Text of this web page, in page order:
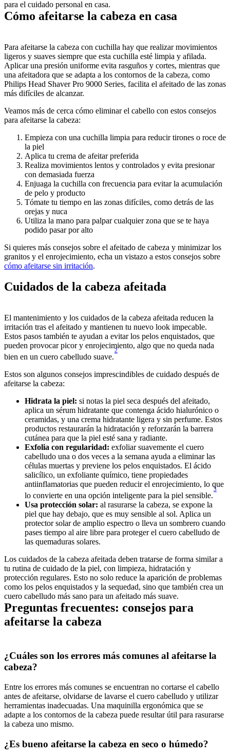
Cómo afeitarse la cabeza en casa
Para afeitarse la cabeza con cuchilla hay que realizar movimientos
ligeros y suaves siempre que esta cuchilla esté limpia y afilada.
Aplicar una presión uniforme evita rasguños y cortes, mientras que
una afeitadora que se adapta a los contornos de la cabeza, como
Philips Head Shaver Pro 9000 Series, facilita el afeitado de las zonas
más difíciles de alcanzar.
Veamos más de cerca cómo eliminar el cabello con estos consejos
para afeitarse la cabeza:
Empieza con una cuchilla limpia para reducir tirones o roce de
Realiza movimientos lentos y controlados y evita presionar
Enjuaga la cuchilla con frecuencia para evitar la acumulación
Tómate tu tiempo en las zonas difíciles, como detrás de las
Utiliza la mano para palpar cualquier zona que se te haya
Si quieres más consejos sobre el afeitado de cabeza y minimizar los
cómo afeitarse sin irritación.
Cuidados de la cabeza afeitada
El mantenimiento y los cuidados de la cabeza afeitada reducen la
irritación tras el afeitado y mantienen tu nuevo look impecable.
Estos pasos también te ayudan a evitar los pelos enquistados, que
pueden provocar picor y enrojecimiento, algo que no queda nada
bien en un cuero cabelludo suave.
2
Estos son algunos consejos imprescindibles de cuidado después de
afeitarse la cabeza:
Hidrata la piel: si notas la piel seca después del afeitado,
aplica un sérum hidratante que contenga ácido hialurónico o
ceramidas, y una crema hidratante ligera y sin perfume. Estos
productos restaurarán la hidratación y reforzarán la barrera
Exfolia con regularidad: exfoliar suavemente el cuero
cabelludo una o dos veces a la semana ayuda a eliminar las
células muertas y previene los pelos enquistados. El ácido
salicílico, un exfoliante químico, tiene propiedades
antiinflamatorias que pueden reducir el enrojecimiento, lo que
lo convierte en una opción inteligente para la piel sensible.
3
Usa protección solar: al rasurarse la cabeza, se expone la
piel que hay debajo, que es muy sensible al sol. Aplica un
protector solar de amplio espectro o lleva un sombrero cuando
pases tiempo al aire libre para proteger el cuero cabelludo de
las quemaduras solares.
Los cuidados de la cabeza afeitada deben tratarse de forma similar a
tu rutina de cuidado de la piel, con limpieza, hidratación y
protección regulares. Esto no solo reduce la aparición de problemas
como los pelos enquistados y la sequedad, sino que también crea un
Preguntas frecuentes: consejos para
afeitarse la cabeza
¿Cuáles son los errores más comunes al afeitarse la
Entre los errores más comunes se encuentran no cortarse el cabello
antes de afeitarse, olvidarse de lavarse el cuero cabelludo y utilizar
herramientas inadecuadas. Una maquinilla ergonómica que se
adapte a los contornos de la cabeza puede resultar útil para rasurarse
la cabeza uno mismo.